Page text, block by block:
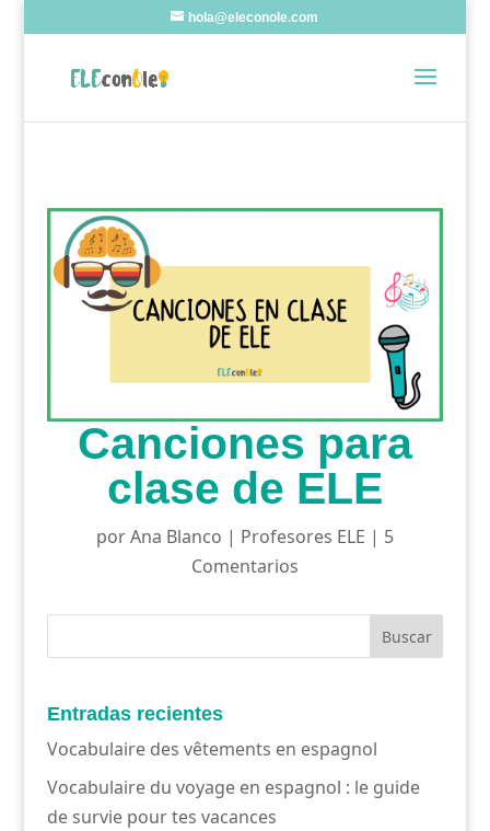
hola@eleconole.com
Canciones para
clase de ELE
porAna Blanco | Profesores ELE | 5
Comentarios
Entradas recientes
Vocabulaire des vêtements en espagnol
Vocabulaire du voyage en espagnol : le guide
de survie pour tes vacances